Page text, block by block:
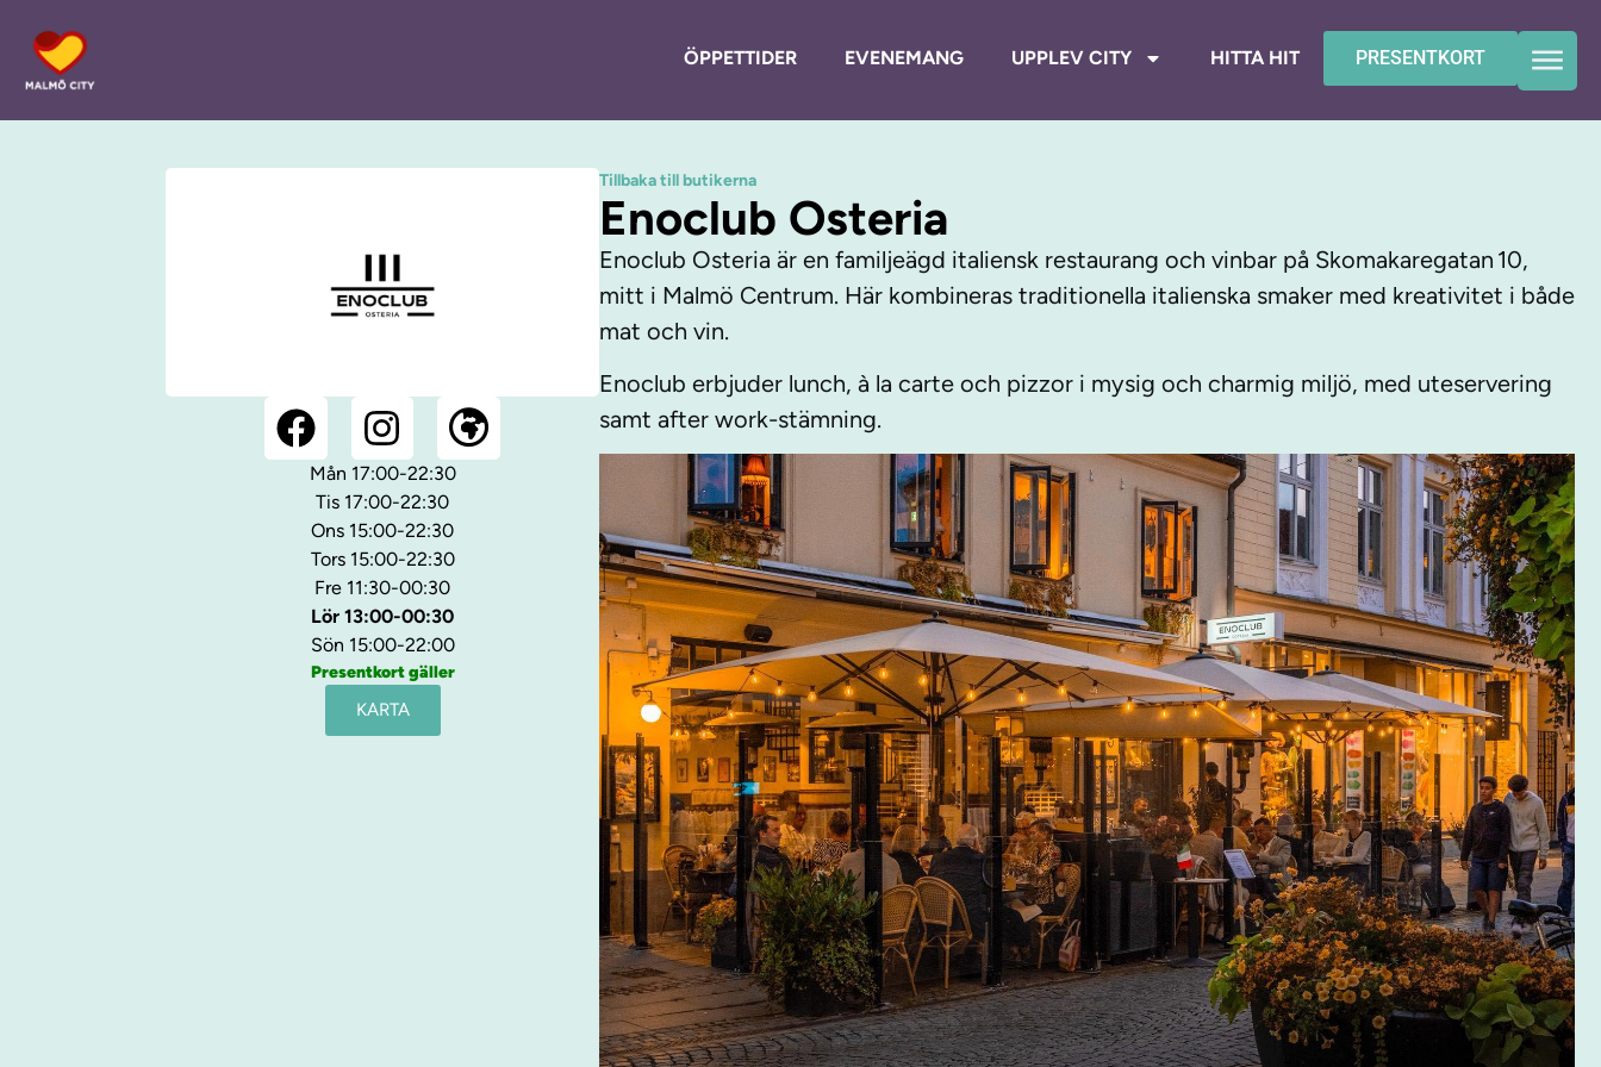
PRESENTKORT
ÖPPETTIDER EVENEMANG UPPLEV CITY HITTA HIT
Tillbaka till butikerna
Enoclub Osteria
Enoclub Osteria är en familjeägd italiensk restaurang och vinbar på Skomakaregatan 10,
mitt i Malmö Centrum. Här kombineras traditionella italienska smaker med kreativitet i både
mat och vin.
Enoclub erbjuder lunch, à la carte och pizzor i mysig och charmig miljö, med uteservering
samt after work-stämning.
Mån 17:00-22:30
Tis 17:00-22:30
Ons 15:00-22:30
Tors 15:00-22:30
Fre 11:30-00:30
Lör 13:00-00:30
Sön 15:00-22:00
Presentkort gäller
KARTA